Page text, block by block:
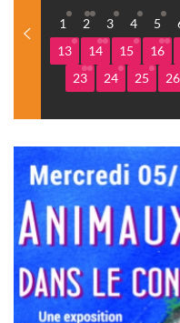
1 2 3 4 5
13
14 15 16
23
24 25 26